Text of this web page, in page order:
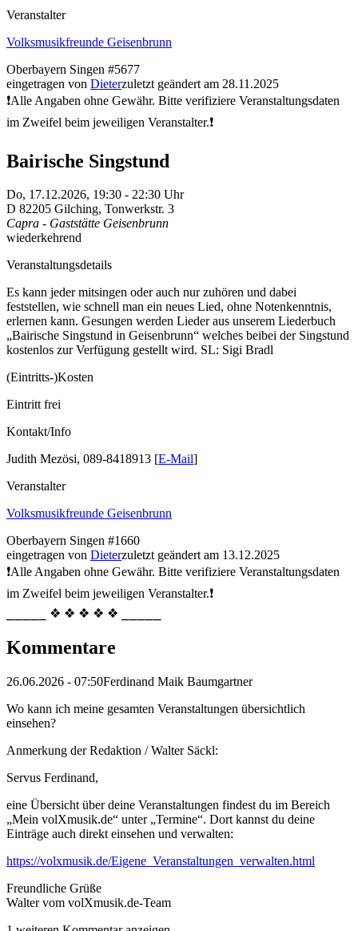
Veranstalter
Volksmusikfreunde Geisenbrunn
Oberbayern Singen #5677
eingetragen von Dieterzuletzt geändert am 28.11.2025
❗Alle Angaben ohne Gewähr. Bitte verifiziere Veranstaltungsdaten
im Zweifel beim jeweiligen Veranstalter.❗
Bairische Singstund
Do, 17.12.2026, 19:30 - 22:30 Uhr
D 82205 Gilching, Tonwerkstr. 3
Capra - Gaststätte Geisenbrunn
wiederkehrend
Veranstaltungsdetails
Es kann jeder mitsingen oder auch nur zuhören und dabei
feststellen, wie schnell man ein neues Lied, ohne Notenkenntnis,
erlernen kann. Gesungen werden Lieder aus unserem Liederbuch
„Bairische Singstund in Geisenbrunn“ welches beibei der Singstund
kostenlos zur Verfügung gestellt wird. SL: Sigi Bradl
(Eintritts-)Kosten
Eintritt frei
Kontakt/Info
Judith Mezösi, 089-8418913 [E-Mail]
Veranstalter
Volksmusikfreunde Geisenbrunn
Oberbayern Singen #1660
eingetragen von Dieterzuletzt geändert am 13.12.2025
❗Alle Angaben ohne Gewähr. Bitte verifiziere Veranstaltungsdaten
im Zweifel beim jeweiligen Veranstalter.❗
⎯⎯⎯⎯⎯ ❖ ❖ ❖ ❖ ❖ ⎯⎯⎯⎯⎯
Kommentare
26.06.2026 - 07:50Ferdinand Maik Baumgartner
Wo kann ich meine gesamten Veranstaltungen übersichtlich
einsehen?
Anmerkung der Redaktion /Walter Säckl:
Servus Ferdinand,
eine Übersicht über deine Veranstaltungen findest du im Bereich
„Mein volXmusik.de“ unter „Termine“. Dort kannst du deine
Einträge auch direkt einsehen und verwalten:
https://volxmusik.de/Eigene_Veranstaltungen_verwalten.html
Freundliche Grüße
Walter vom volXmusik.de-Team